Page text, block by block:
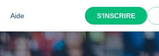
Aide S'INSCRIRE